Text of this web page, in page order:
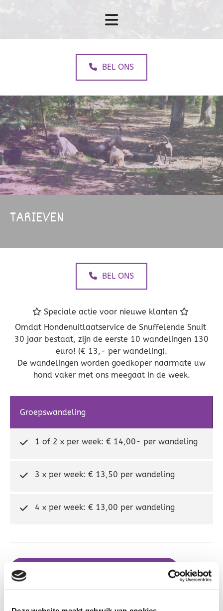
BEL ONS
TARIEVEN
BEL ONS
Speciale actie voor nieuwe klanten 
Omdat Hondenuitlaatservice de Snuffelende Snuit
30 jaar bestaat, zijn de eerste 10 wandelingen 130
euro! (€ 13,- per wandeling).
De wandelingen worden goedkoper naarmate uw
hond vaker met ons meegaat in de week.
Groepswandeling
1 of 2 x per week: € 14,00- per wandeling
3 x per week: € 13,50 per wandeling
4 x per week: € 13,00 per wandeling
Kennismakingsgesprek aanvragen